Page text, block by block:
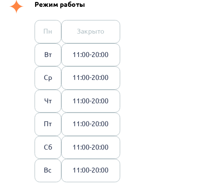
Режим работы
Пн Закрыто
Вт 11:00-20:00
Ср 11:00-20:00
Чт 11:00-20:00
Пт 11:00-20:00
Сб 11:00-20:00
Вс 11:00-20:00